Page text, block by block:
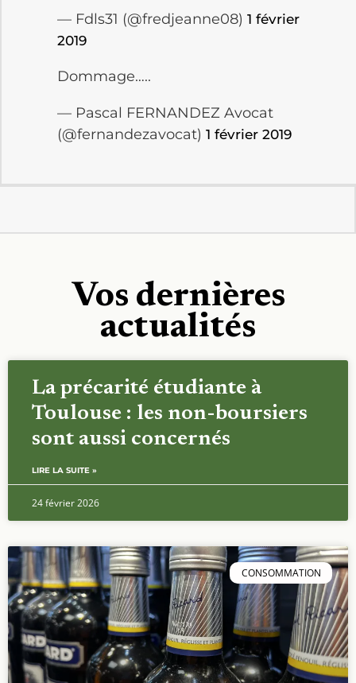
— Fdls31 (@fredjeanne08) 1 février
2019
Dommage…..
— Pascal FERNANDEZ Avocat
(@fernandezavocat) 1 février 2019
Vos dernières
actualités
La précarité étudiante à
Toulouse : les non-boursiers
sont aussi concernés
LIRE LA SUITE »
24 février 2026
CONSOMMATION